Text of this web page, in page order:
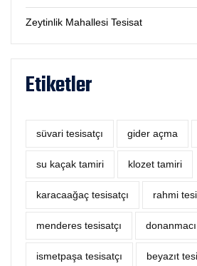
Zeytinlik Mahallesi Tesisat
Etiketler
süvari tesisatçı ‎gider açma
su kaçak tamiri klozet tamiri
karacaağaç tesisatçı rahmi
menderes tesisatçı
ismetpaşa tesisatçı beyazıt